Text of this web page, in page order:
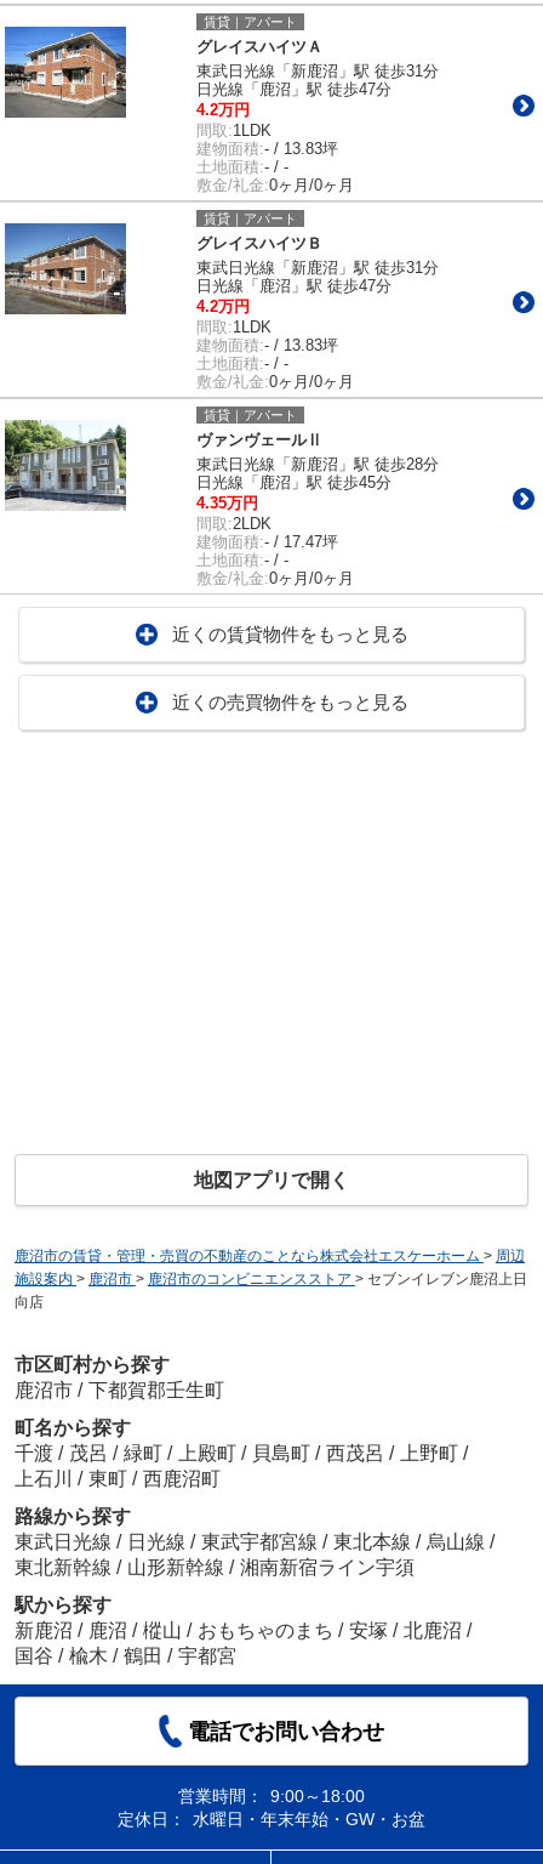
賃貸｜アパート
グレイスハイツＡ
東武日光線「新鹿沼」駅 徒歩31分
日光線「鹿沼」駅 徒歩47分
4.2万円
間取:1LDK
建物面積:- / 13.83坪
土地面積:- / -
敷金/礼金:0ヶ月/0ヶ月
賃貸｜アパート
グレイスハイツＢ
東武日光線「新鹿沼」駅 徒歩31分
日光線「鹿沼」駅 徒歩47分
4.2万円
間取:1LDK
建物面積:- / 13.83坪
土地面積:- / -
敷金/礼金:0ヶ月/0ヶ月
賃貸｜アパート
ヴァンヴェールⅡ
東武日光線「新鹿沼」駅 徒歩28分
日光線「鹿沼」駅 徒歩45分
4.35万円
間取:2LDK
建物面積:- / 17.47坪
土地面積:- / -
敷金/礼金:0ヶ月/0ヶ月
近くの賃貸物件をもっと見る
近くの売買物件をもっと見る
地図アプリで開く
鹿沼市の賃貸・管理・売買の不動産のことなら株式会社エスケーホーム > 周辺
施設案内 > 鹿沼市 > 鹿沼市のコンビニエンスストア > セブンイレブン鹿沼上日
向店
市区町村から探す
鹿沼市 / 下都賀郡壬生町
町名から探す
千渡 / 茂呂 / 緑町 / 上殿町 / 貝島町 / 西茂呂 / 上野町 /
上石川 / 東町 / 西鹿沼町
路線から探す
東武日光線 / 日光線 / 東武宇都宮線 / 東北本線 / 烏山線 /
東北新幹線 / 山形新幹線 / 湘南新宿ライン宇須
駅から探す
新鹿沼 / 鹿沼 / 樅山 / おもちゃのまち / 安塚 / 北鹿沼 /
国谷 / 楡木 / 鶴田 / 宇都宮
電話でお問い合わせ
営業時間：
9:00～18:00
定休日：
水曜日・年末年始・GW・お盆